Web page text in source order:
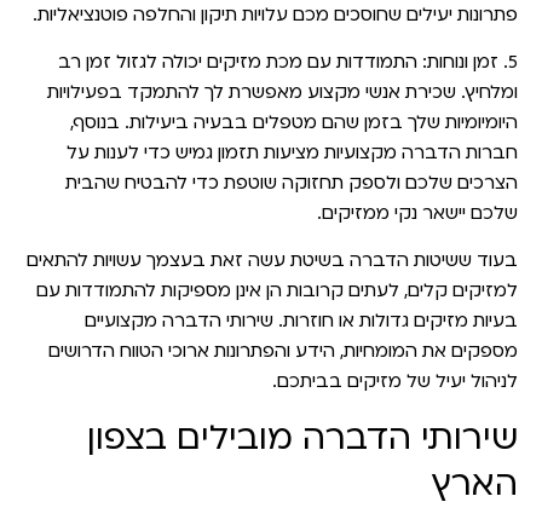
פתרונות יעילים שחוסכים מכם עלויות תיקון והחלפה פוטנציאליות.
5. זמן ונוחות:
התמודדות עם מכת מזיקים יכולה לגזול זמן רב
ומלחיץ. שכירת אנשי מקצוע מאפשרת לך להתמקד בפעילויות
היומיומיות שלך בזמן שהם מטפלים בבעיה ביעילות. בנוסף,
חברות הדברה מקצועיות מציעות תזמון גמיש כדי לענות על
הצרכים שלכם ולספק תחזוקה שוטפת כדי להבטיח שהבית
שלכם יישאר נקי ממזיקים.
בעוד ששיטות הדברה בשיטת עשה זאת בעצמך עשויות להתאים
למזיקים קלים, לעתים קרובות הן אינן מספיקות להתמודדות עם
בעיות מזיקים גדולות או חוזרות. שירותי הדברה מקצועיים
מספקים את המומחיות, הידע והפתרונות ארוכי הטווח הדרושים
לניהול יעיל של מזיקים בביתכם.
שירותי הדברה מובילים בצפון
הארץ